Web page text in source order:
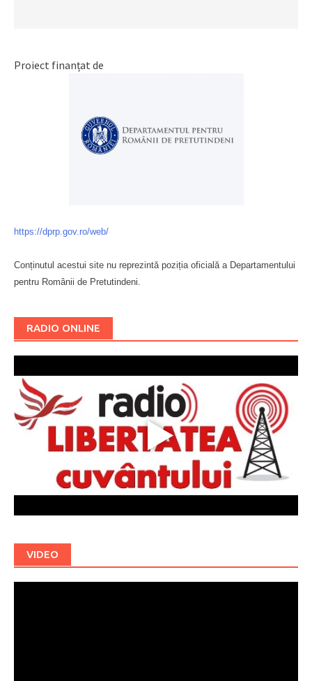
Proiect finanțat de
https://dprp.gov.ro/web/
Conținutul acestui site nu reprezintă poziția oficială a Departamentului
pentru Românii de Pretutindeni.
RADIO ONLINE
VIDEO